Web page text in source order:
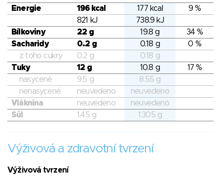
Energie 196 kcal 177 kcal
9 %
821 kJ
738.9 kJ
Bílkoviny
22 g 19.8 g
34 %
Sacharidy
0.2 g 0.18 g
0 %
z toho cukry
0.2 g
0.18 g
Tuky
12 g 10.8 g
17 %
nasycené
9.5 g
8.55 g
nenasycené
neuvedeno
neuvedeno
Vláknina
neuvedeno
neuvedeno
Sůl
1.45 g 1.305 g
Výživová a zdravotní tvrzení
Výživová tvrzení